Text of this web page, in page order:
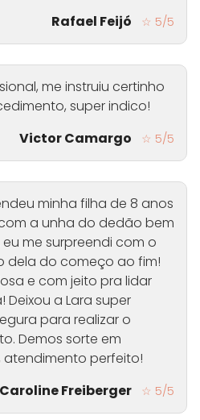
Rafael Feijó
☆ 5/5
me instruiu certinho
super indico!
Victor Camargo
☆ 5/5
minha filha de 8 anos
a unha do dedão bem
me surpreendi com o
dela do começo ao fim!
e com jeito pra lidar
Deixou a Lara super
para realizar o
Demos sorte em
perfeito!
Freiberger
☆ 5/5